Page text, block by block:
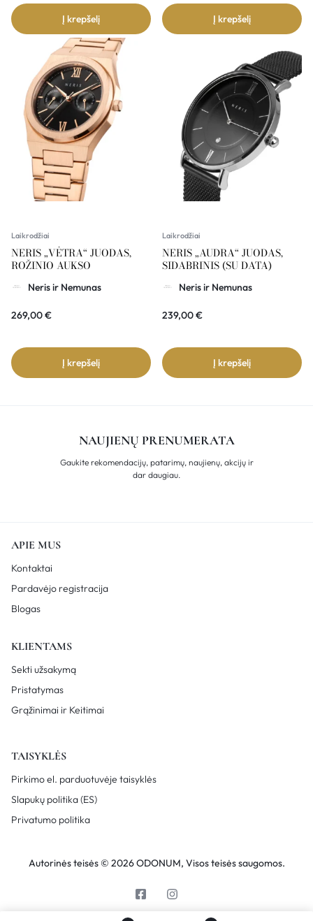
Į krepšelį Į krepšelį
Laikrodžiai
NERIS „VĖTRA“ JUODAS,
ROŽINIO AUKSO
Neris ir Nemunas
269,00€
Į krepšelį
Laikrodžiai
NERIS „AUDRA“ JUODAS,
SIDABRINIS (SU DATA)
Neris ir Nemunas
239,00€
Į krepšelį
NAUJIENŲ PRENUMERATA
Gaukite rekomendacijų, patarimų, naujienų, akcijų ir
dar daugiau.
APIE MUS
Kontaktai
Pardavėjo registracija
Blogas
KLIENTAMS
Sekti užsakymą
Pristatymas
Grąžinimai ir Keitimai
TAISYKLĖS
Pirkimo el. parduotuvėje taisyklės
Slapukų politika (ES)
Privatumo politika
Autorinės teisės © 2026 ODONUM, Visos teisės saugomos.